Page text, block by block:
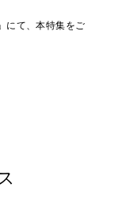
にて、本特集をご